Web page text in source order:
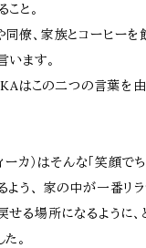
と。
同僚、家族とコーヒー
います。
はこの二つの言葉を
カ）はそんな「笑顔で
よう、 家の中が一番リ
せる場所になるように、
。